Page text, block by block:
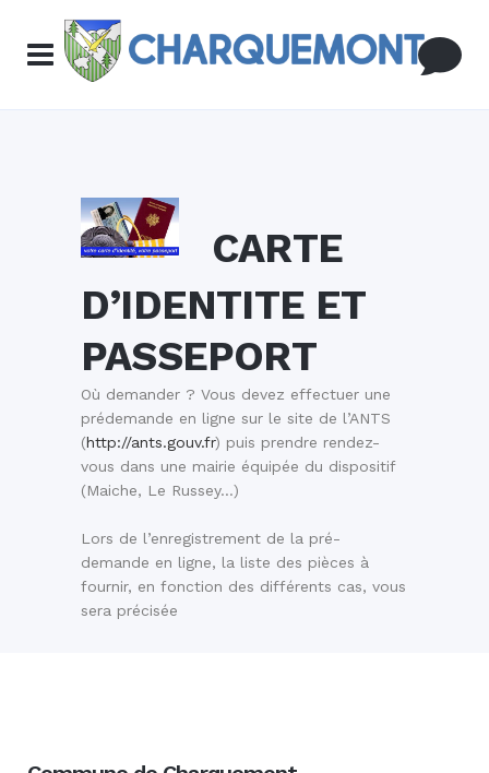
CARTE
D’IDENTITE ET
PASSEPORT
Où demander ? Vous devez effectuer une
prédemande en ligne sur le site de l’ANTS
(http://ants.gouv.fr) puis prendre rendez-
vous dans une mairie équipée du dispositif
(Maiche, Le Russey…)
Lors de l’enregistrement de la pré-
demande en ligne, la liste des pièces à
fournir, en fonction des différents cas, vous
sera précisée